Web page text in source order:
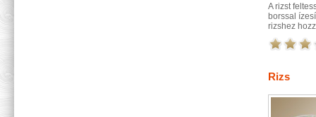
A rizst
borssal
rizshez
Rizs